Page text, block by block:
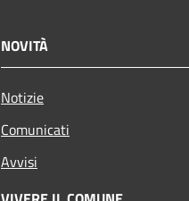
NOVITÀ
Notizie
Comunicati
Avvisi